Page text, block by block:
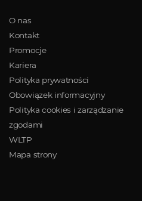
O nas
Kontakt
Promocje
Kariera
Polityka prywatności
Obowiązek informacyjny
Polityka cookies i zarządzanie
zgodami
WLTP
Mapa strony